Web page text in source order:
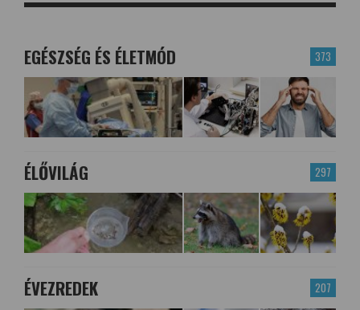
373
EGÉSZSÉG ÉS ÉLETMÓD
297
ÉLŐVILÁG
207
ÉVEZREDEK